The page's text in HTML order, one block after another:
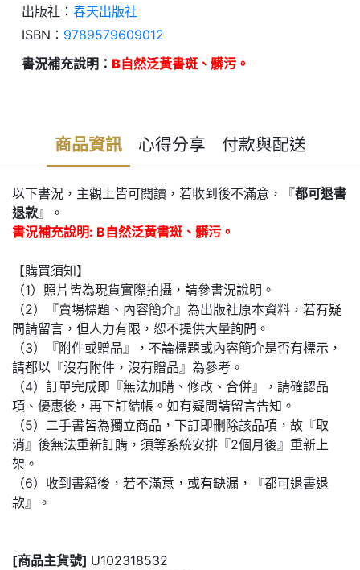
出版社： 春天出版社
ISBN： 9789579609012
書況補充說明： B自然泛黃書斑、髒污。
商品資訊 心得分享 付款與配送
以下書況，主觀上皆可閱讀，若收到後不滿意，『都可退書
退款』。
書況補充說明: B自然泛黃書斑、髒污。
【購買須知】
（1）照片皆為現貨實際拍攝，請參書況說明。
（2）『賣場標題、內容簡介』為出版社原本資料，若有疑
問請留言，但人力有限，恕不提供大量詢問。
（3）『附件或贈品』，不論標題或內容簡介是否有標示，
請都以『沒有附件，沒有贈品』為參考。
（4）訂單完成即『無法加購、修改、合併』，請確認品
項、優惠後，再下訂結帳。如有疑問請留言告知。
（5）二手書皆為獨立商品，下訂即刪除該品項，故『取
消』後無法重新訂購，須等系統安排『2個月後』重新上
架。
（6）收到書籍後，若不滿意，或有缺漏，『都可退書退
款』。
[商品主貨號] U102318532